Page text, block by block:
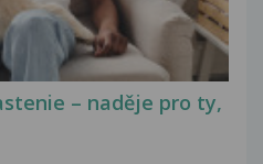
– naděje pro ty,